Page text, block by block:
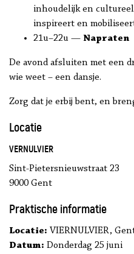
inhoudelijk en
inspireert en
21u–22u — Napraten
De avond afsluiten met een
wie weet – een dansje.
Zorg dat je erbij bent, en
Locatie
VERNULVIER
Sint-Pietersnieuwstraat 23
9000 Gent
Praktische informatie
Locatie: VIERNULVIER,
Datum: Donderdag 25 juni